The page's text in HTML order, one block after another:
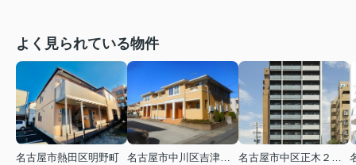
よく見られている物件
名古屋市熱田区明野町